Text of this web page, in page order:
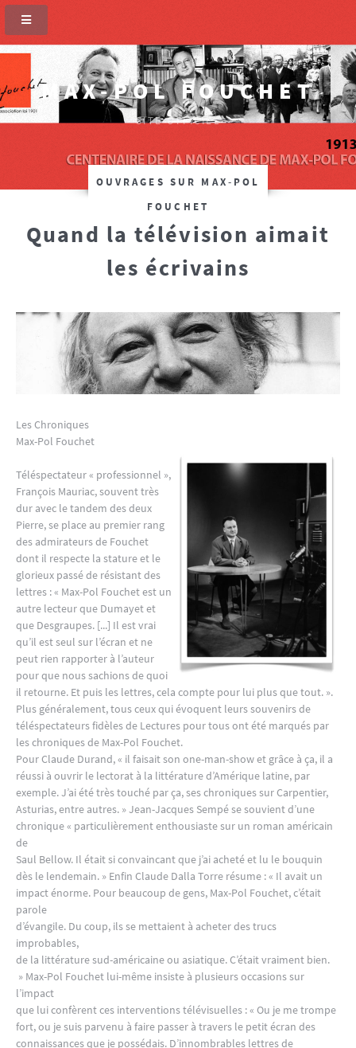
MAX-POL FOUCHET
SITE OFFICIEL
OUVRAGES SUR MAX-POL
FOUCHET
Quand la télévision aimait
les écrivains
Les Chroniques
Max-Pol Fouchet
Téléspectateur « professionnel »,
François Mauriac, souvent très
dur avec le tandem des deux
Pierre, se place au premier rang
des admirateurs de Fouchet
dont il respecte la stature et le
glorieux passé de résistant des
lettres : « Max-Pol Fouchet est un
autre lecteur que Dumayet et
que Desgraupes. [...] Il est vrai
qu’il est seul sur l’écran et ne
peut rien rapporter à l’auteur
pour que nous sachions de quoi
il retourne. Et puis les lettres, cela compte pour lui plus que tout. ».
Plus généralement, tous ceux qui évoquent leurs souvenirs de
téléspectateurs fidèles de Lectures pour tous ont été marqués par
les chroniques de Max-Pol Fouchet.
Pour Claude Durand, « il faisait son one-man-show et grâce à ça, il a
réussi à ouvrir le lectorat à la littérature d’Amérique latine, par
exemple. J’ai été très touché par ça, ses chroniques sur Carpentier,
Asturias, entre autres. » Jean-Jacques Sempé se souvient d’une
chronique « particulièrement enthousiaste sur un roman américain
de
Saul Bellow. Il était si convaincant que j’ai acheté et lu le bouquin
dès le lendemain. » Enfin Claude Dalla Torre résume : « Il avait un
impact énorme. Pour beaucoup de gens, Max-Pol Fouchet, c’était
parole
d’évangile. Du coup, ils se mettaient à acheter des trucs
improbables,
de la littérature sud-américaine ou asiatique. C’était vraiment bien.
» Max-Pol Fouchet lui-même insiste à plusieurs occasions sur
l’impact
que lui confèrent ces interventions télévisuelles : « Ou je me trompe
fort, ou je suis parvenu à faire passer à travers le petit écran des
connaissances que je possédais. D’innombrables lettres de